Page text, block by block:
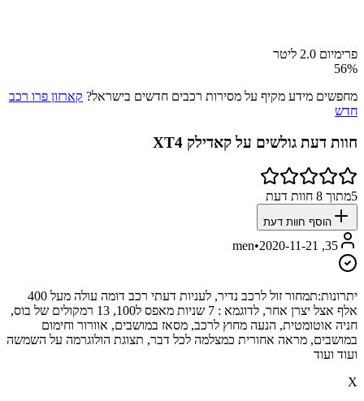
פרימיום 2.0 ליטר
56%
מחפשים מידע מקיף על מסירות רכבים חדשים בישראל? קארזון פרו רכב
חדש
חוות דעת גולשים עלקאדילק XT4
5מתוך 8 חוות דעת
הוסף חוות דעת
35, men
•2020-11-21
יתרונות:
תמחור זול לרכב נדיר, לעניות דעתי רכב דומה עולה מעל 400
אלף אצל יצרן אחר, לדוגמא : 7 שניות מאפס ל100, 13 רמקולים של בוס,
חניה אוטומטית, הנעה מחוץ לרכב, מסאז במושבים, אוורור וחימום
במושבים, מראה אחורית כמצלמה לכל דבר, תצוגת הולוגרמה על השמשה
ועוד ועוד
X